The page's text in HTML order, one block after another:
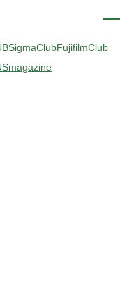
SigmaClubFujifilmClub